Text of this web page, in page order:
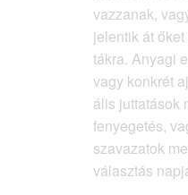
vaz­za­nak,
jelen­tik át
ták­ra. Anya­gi
vagy konk­rét
á­lis jut­ta­tá­sok
fenye­ge­tés,
sza­va­za­tok
válasz­tás